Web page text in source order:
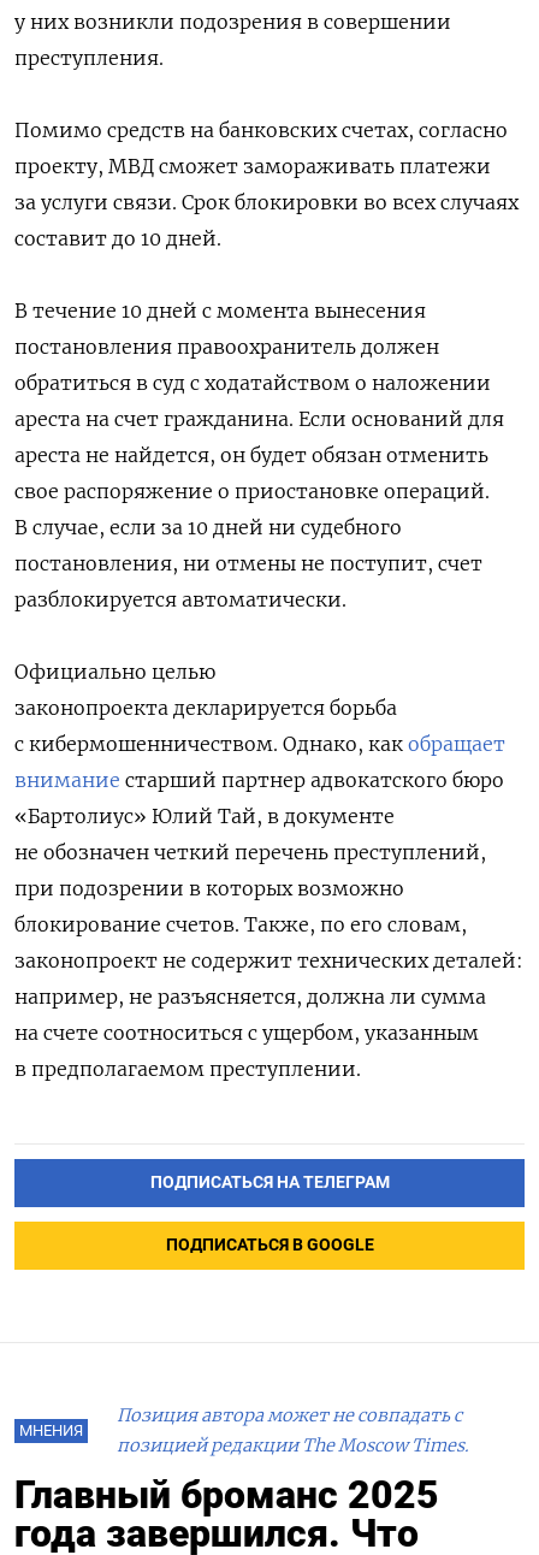
у них возникли подозрения в совершении
преступления.
Помимо средств на банковских счетах, согласно
проекту, МВД сможет замораживать платежи
за услуги связи. Срок блокировки во всех случаях
составит до 10 дней.
В течение 10 дней с момента вынесения
постановления правоохранитель должен
обратиться в суд с ходатайством о наложении
ареста на счет гражданина. Если оснований для
ареста не найдется, он будет обязан отменить
свое распоряжение о приостановке операций.
В случае, если за 10 дней ни судебного
постановления, ни отмены не поступит, счет
разблокируется автоматически.
Официально целью
законопроекта декларируется борьба
с кибермошенничеством. Однако, как обращает
внимание старший партнер адвокатского бюро
«Бартолиус» Юлий Тай, в документе
не обозначен четкий перечень преступлений,
при подозрении в которых возможно
блокирование счетов. Также, по его словам,
законопроект не содержит технических деталей:
например, не разъясняется, должна ли сумма
на счете соотноситься с ущербом, указанным
в предполагаемом преступлении.
ПОДПИСАТЬСЯ НА ТЕЛЕГРАМ
ПОДПИСАТЬСЯ В GOOGLE
МНЕНИЯ
Позиция автора может не совпадать с
позицией редакции The Moscow Times.
Главный броманс 2025
года завершился. Что